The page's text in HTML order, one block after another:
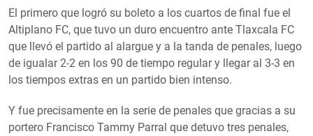
El primero que logró su boleto a los cuartos de final fue el
Altiplano FC, que tuvo un duro encuentro ante Tlaxcala FC
que llevó el partido al alargue y a la tanda de penales, luego
de igualar 2-2 en los 90 de tiempo regular y llegar al 3-3 en
los tiempos extras en un partido bien intenso.
Y fue precisamente en la serie de penales que gracias a su
portero Francisco Tammy Parral que detuvo tres penales,